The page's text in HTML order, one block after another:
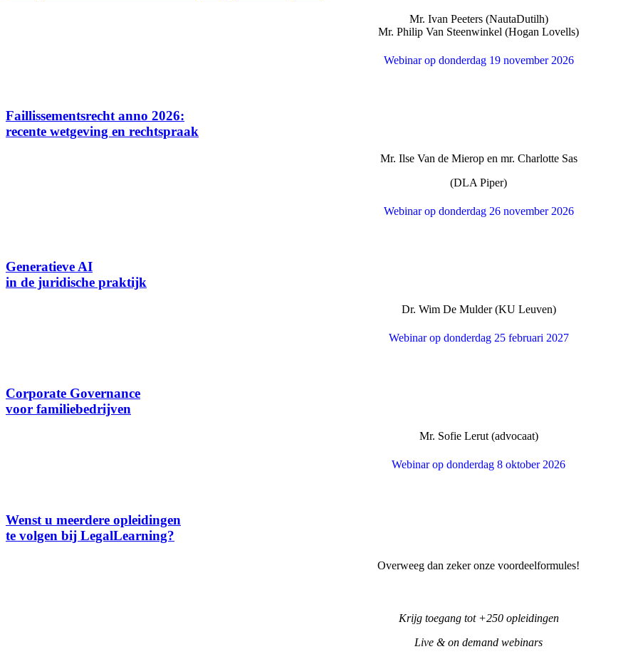
Mr. Ivan Peeters (NautaDutilh)
Mr. Philip Van Steenwinkel (Hogan Lovells)
Webinar op donderdag 19 november 2026
Faillissementsrecht anno 2026:
recente wetgeving en rechtspraak
Mr. Ilse Van de Mierop en mr. Charlotte Sas
(DLA Piper)
Webinar op donderdag 26 november 2026
Generatieve AI
in de juridische praktijk
Dr. Wim De Mulder (KU Leuven)
Webinar op donderdag 25 februari 2027
Corporate Governance
voor familiebedrijven
Mr. Sofie Lerut (advocaat)
Webinar op donderdag 8 oktober 2026
Wenst u meerdere opleidingen
te volgen bij LegalLearning?
Overweeg dan zeker onze voordeelformules!
Krijg toegang tot +250 opleidingen
Live & on demand webinars